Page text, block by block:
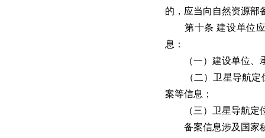
的，应当向自然资源部
第十条 建设单位应
息：
（一）建设单位、承
（二）卫星导航定位
案等信息；
（三）卫星导航定位
备案信息涉及国家秘